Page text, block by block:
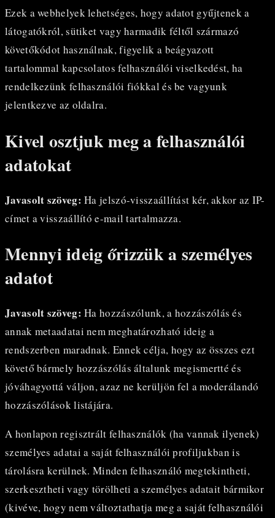
Ezek a webhelyek lehetséges, hogy adatot gyűjtenek a
látogatókról, sütiket vagy harmadik féltől származó
követőkódot használnak, figyelik a beágyazott
tartalommal kapcsolatos felhasználói viselkedést, ha
rendelkezünk felhasználói fiókkal és be vagyunk
jelentkezve az oldalra.
Kivel osztjuk meg a felhasználói
adatokat
Javasolt szöveg:Ha jelszó-visszaállítást kér, akkor az IP-
címet a visszaállító e-mail tartalmazza.
Mennyi ideig őrizzük a személyes
adatot
Javasolt szöveg:Ha hozzászólunk, a hozzászólás és
annak metaadatai nem meghatározható ideig a
rendszerben maradnak. Ennek célja, hogy az összes ezt
követő bármely hozzászólás általunk megismertté és
jóváhagyottá váljon, azaz ne kerüljön fel a moderálandó
hozzászólások listájára.
A honlapon regisztrált felhasználók (ha vannak ilyenek)
személyes adatai a saját felhasználói profiljukban is
tárolásra kerülnek. Minden felhasználó megtekintheti,
szerkesztheti vagy törölheti a személyes adatait bármikor
(kivéve, hogy nem változtathatja meg a saját felhasználói